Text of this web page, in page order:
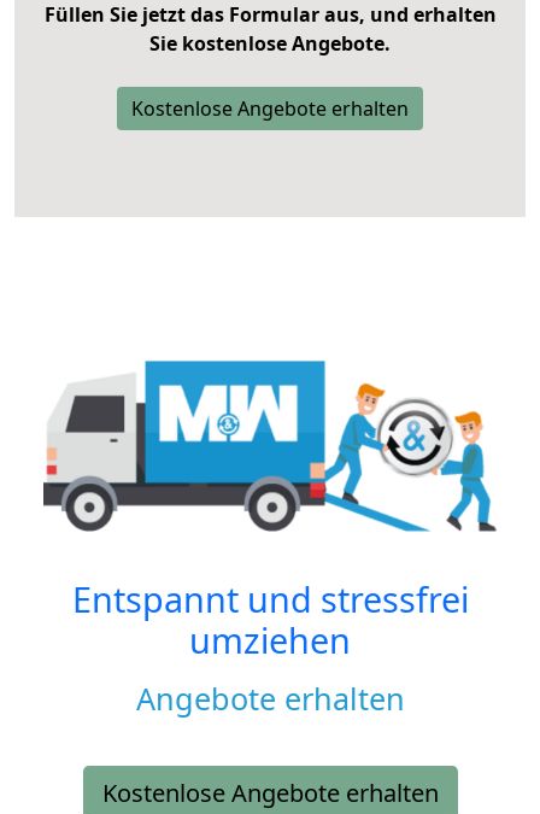
Füllen Sie jetzt das Formular aus, und erhalten
Sie kostenlose Angebote.
Kostenlose Angebote erhalten
Entspannt und stressfrei
umziehen
Angebote erhalten
Kostenlose Angebote erhalten